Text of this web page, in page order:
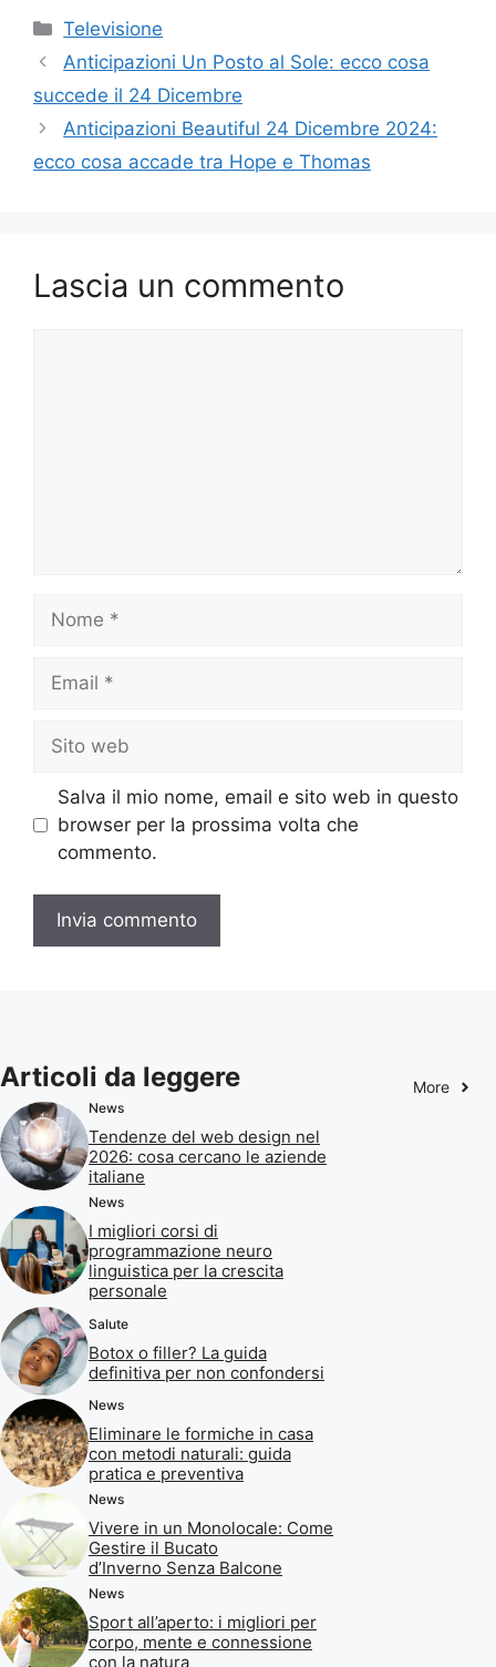
Categorie
Televisione
Anticipazioni Un Posto al Sole: ecco cosa
succede il 24 Dicembre
Anticipazioni Beautiful 24 Dicembre 2024:
ecco cosa accade tra Hope e Thomas
Lascia un commento
web
Salva il mio nome, email e sito web in questo
browser per la prossima volta che
commento.
Articoli da leggere More
News
Tendenze del web design nel
2026: cosa cercano le aziende
italiane
News
I migliori corsi di
programmazione neuro
linguistica per la crescita
personale
Salute
Botox o filler? La guida
definitiva per non confondersi
News
Eliminare le formiche in casa
con metodi naturali: guida
pratica e preventiva
News
Vivere in un Monolocale: Come
Gestire il Bucato
d’Inverno Senza Balcone
News
Sport all’aperto: i migliori per
corpo, mente e connessione
con la natura